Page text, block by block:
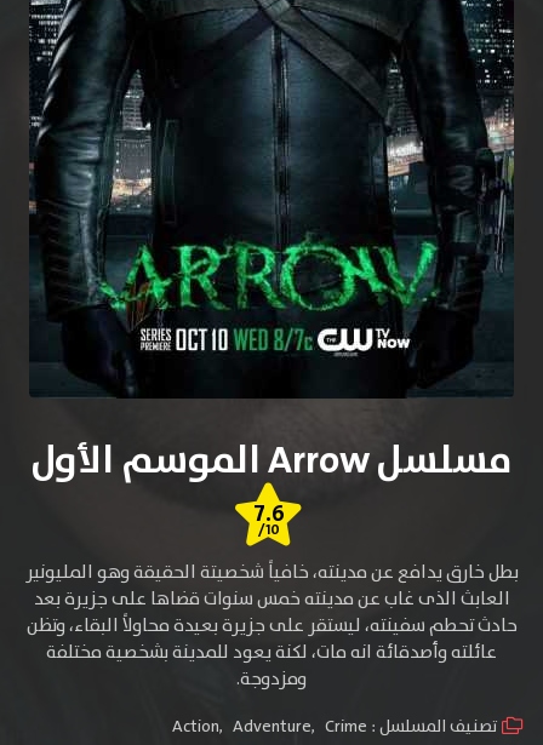
مسلسل Arrow الموسم الأول
7.6
/10
بطل خارق يدافع عن مدينته، خافياً شخصيتة الحقيقة وهو المليونير
العابث الذى غاب عن مدينته خمس سنوات قضاها على جزيرة بعد
حادث تحطم سفينته، ليستقر على جزيرة بعيدة محاولاً البقاء، وتظن
عائلته وأصدقائة انه مات، لكنة يعود للمدينة بشخصية مختلفة
ومزدوجة.
تصنيف المسلسل : Action, Adventure, Crime